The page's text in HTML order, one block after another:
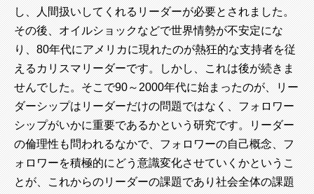
し、人間扱いしてくれるリーダーが必要とされました。
その後、オイルショックなどで世界情勢が不安定にな
り、80年代にアメリカに現れたのが熱狂的な支持者を従
えるカリスマリーダーです。しかし、これは後が続きま
せんでした。そこで90～2000年代に始まったのが、リー
ダーシップはリーダーだけの問題ではなく、フォロワー
シップがいかに重要であるかという研究です。リーダー
の倫理性も問われるなかで、フォロワーの自己概念、フ
ォロワーを積極的にどう意識変化させていくかというこ
とが、これからのリーダーの課題であり社会全体の課題